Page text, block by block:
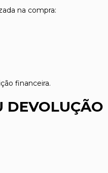
na compra:
financeira.
DEVOLUÇÃO